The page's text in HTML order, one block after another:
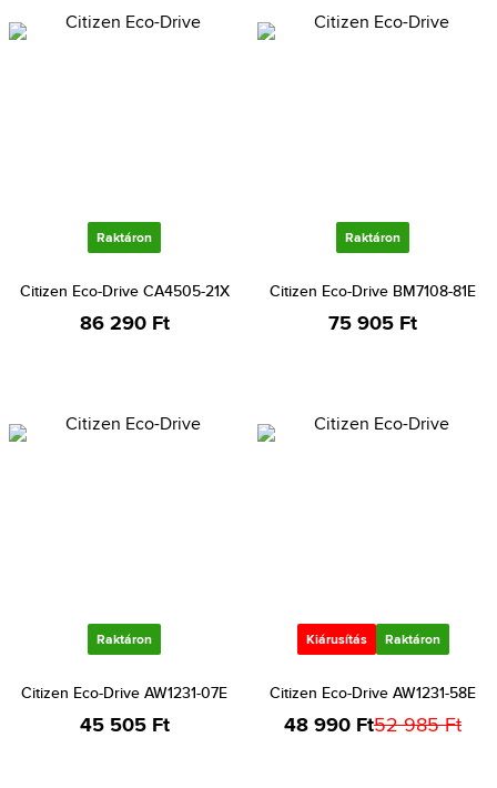
Raktáron
Citizen Eco-Drive CA4505-21X
86 290 Ft
Raktáron
Citizen Eco-Drive BM7108-81E
75 905 Ft
Raktáron
Citizen Eco-Drive AW1231-07E
45 505 Ft
Kiárusítás Raktáron
Citizen Eco-Drive AW1231-58E
48 990 Ft52 985 Ft